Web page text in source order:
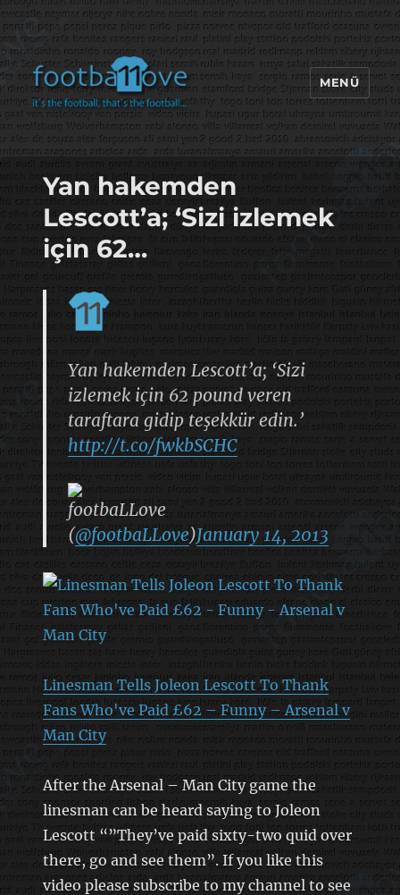
footbaLLove
MENÜ
Yan hakemden
Lescott’a; ‘Sizi izlemek
için 62…
Yan hakemden Lescott’a; ‘Sizi
izlemek için 62 pound veren
taraftara gidip teşekkür edin.’
http://t.co/fwkbSCHC
footbaLLove
(@footbaLLove)January 14, 2013
Linesman Tells Joleon Lescott To Thank
Fans Who've Paid £62 – Funny – Arsenal v
Man City
After the Arsenal – Man City game the
linesman can be heard saying to Joleon
Lescott “”They’ve paid sixty-two quid over
there, go and see them”. If you like this
video please subscribe to my channel to see